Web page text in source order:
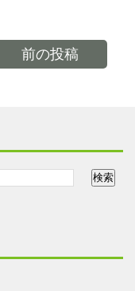
前の投稿